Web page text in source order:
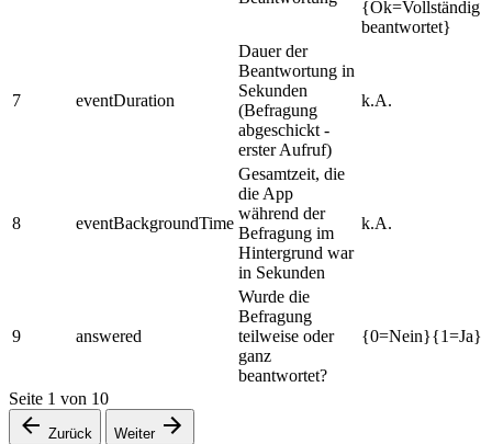
{Ok=Vollständig
beantwortet}
7 eventDuration
Dauer der
Beantwortung in
Sekunden
(Befragung
abgeschickt -
erster Aufruf)
k.A.
8 eventBackgroundTime
Gesamtzeit, die
die App
während der
Befragung im
Hintergrund war
in Sekunden
k.A.
9 answered
Wurde die
Befragung
teilweise oder
ganz
beantwortet?
{0=Nein}{1=Ja}
Seite 1 von 10
Zurück Weiter